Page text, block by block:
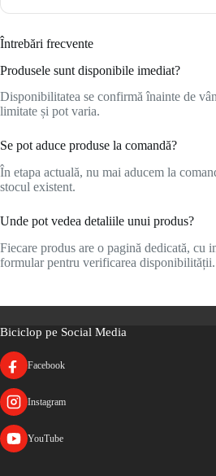
Întrebări frecvente
Produsele sunt disponibile imediat?
Disponibilitatea se confirmă înainte de
limitate și pot varia.
Se pot aduce produse la comandă?
În etapa actuală, nu mai aducem la
stocul existent.
Unde pot vedea detaliile unui produs?
Fiecare produs are o pagină dedicată, cu
formular pentru verificarea disponibilității.
Biciclop pe Social Media
Facebook
Instagram
YouTube